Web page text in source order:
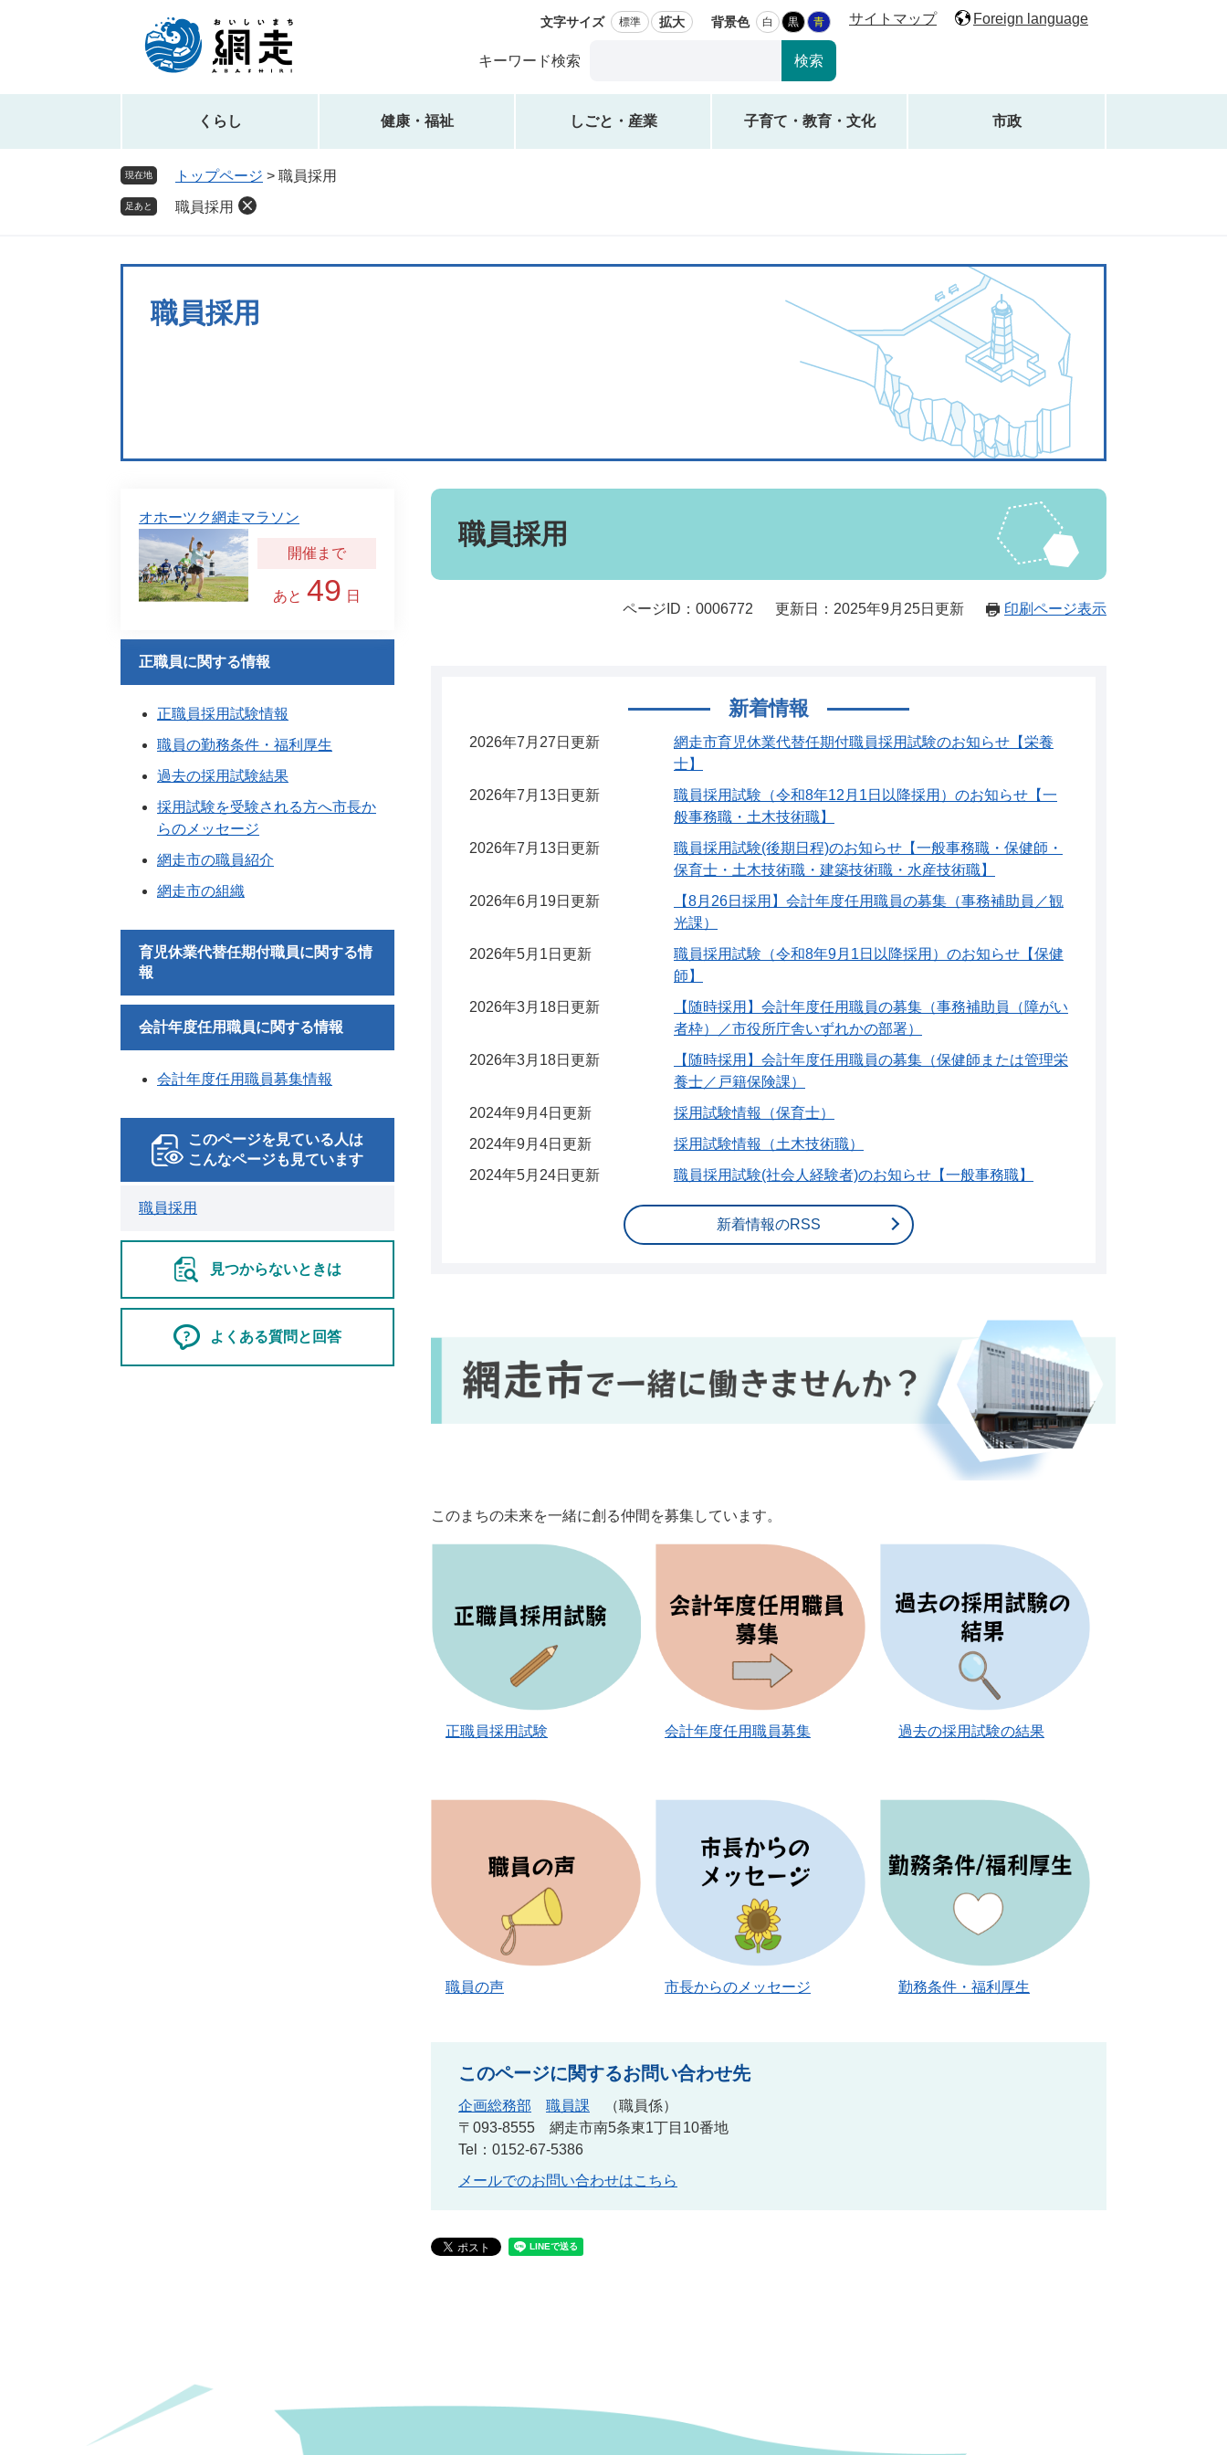
先
を
文字サイズ 標準 拡大 背景色 白 黒 青 サイトマップ Foreign language
キーワード検索
ス
タ
くらし 健康・福祉 しごと・産業 子育て・教育・文化 市政
現在地 トップページ > 職員採用
足あと 職員採用
職員採用
本
職員採用
ページID：0006772 更新日：2025年9月25日更新 印刷ページ表示
新着情報
2026年7月27日更新
網走市育児休業代替任期付職員採用試験のお知らせ【栄養
士】
2026年7月13日更新
職員採用試験（令和8年12月1日以降採用）のお知らせ【一
般事務職・土木技術職】
2026年7月13日更新
職員採用試験(後期日程)のお知らせ【一般事務職・保健師・
保育士・土木技術職・建築技術職・水産技術職】
2026年6月19日更新
【8月26日採用】会計年度任用職員の募集（事務補助員／観
光課）
2026年5月1日更新
職員採用試験（令和8年9月1日以降採用）のお知らせ【保健
師】
2026年3月18日更新
【随時採用】会計年度任用職員の募集（事務補助員（障がい
者枠）／市役所庁舎いずれかの部署）
2026年3月18日更新
【随時採用】会計年度任用職員の募集（保健師または管理栄
養士／戸籍保険課）
2024年9月4日更新
採用試験情報（保育士）
2024年9月4日更新
採用試験情報（土木技術職）
2024年5月24日更新
職員採用試験(社会人経験者)のお知らせ【一般事務職】
新着情報のRSS
このまちの未来を一緒に創る仲間を募集しています。
正職員採用試験
会計年度任用職員募集 過去の採用試験の結果
職員の声 市長からのメッセージ 勤務条件・福利厚生
このページに関するお問い合わせ先
企画総務部 職員課
職員係
〒093-8555
網走市南5条東1丁目10番地
Tel：0152-67-5386
メールでのお問い合わせはこちら
オホーツク網走マラソン
あと 49 日
正職員に関する情報
正職員採用試験情報
職員の勤務条件・福利厚生
過去の採用試験結果
採用試験を受験される方へ市長か
らのメッセージ
網走市の職員紹介
網走市の組織
育児休業代替任期付職員に関する情
報
会計年度任用職員に関する情報
会計年度任用職員募集情報
このページを見ている人は
こんなページも見ています
職員採用
見つからないときは
よくある質問と回答